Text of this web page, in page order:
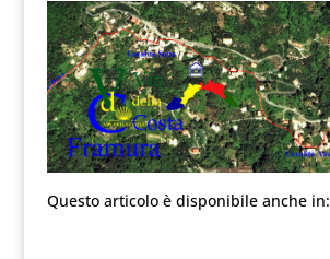
Questo articolo è disponibile anche in: